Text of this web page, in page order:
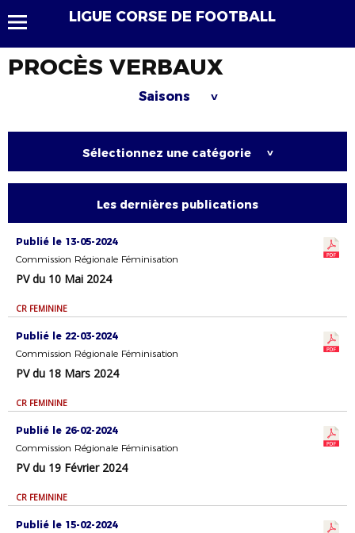
LIGUE CORSE DE FOOTBALL
PROCÈS VERBAUX
Saisons >
Sélectionnez une catégorie >
Les dernières publications
Publié le 13-05-2024
Commission Régionale Féminisation
PV du 10 Mai 2024
CR FEMININE
Publié le 22-03-2024
Commission Régionale Féminisation
PV du 18 Mars 2024
CR FEMININE
Publié le 26-02-2024
Commission Régionale Féminisation
PV du 19 Février 2024
CR FEMININE
Publié le 15-02-2024